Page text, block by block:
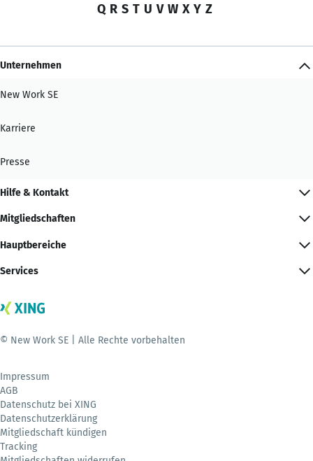
Q R S T U V W X Y Z
Unternehmen
New Work SE
Karriere
Presse
Hilfe & Kontakt
Mitgliedschaften
Hauptbereiche
Services
© New Work SE | Alle Rechte vorbehalten
Impressum
AGB
Datenschutz bei XING
Datenschutzerklärung
Mitgliedschaft kündigen
Tracking